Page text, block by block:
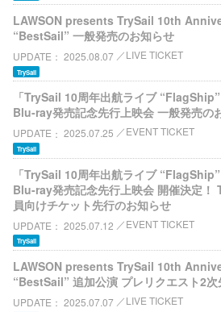
LAWSON presents TrySail 10th
“BestSail” 一般発売のお知らせ
UPDATE 2025.08.07 LIVE TICKET
TrySail
「TrySail 10周年出航ライブ
Blu-ray発売記念先行上映会 一般発売の
UPDATE 2025.07.25 EVENT TICKET
TrySail
「TrySail 10周年出航ライブ
Blu-ray発売記念先行上映会 開催決定
員向けチケット先行のお知らせ
UPDATE 2025.07.12 EVENT TICKET
TrySail
LAWSON presents TrySail 10th
“BestSail” 追加公演 プレリクエスト2
UPDATE 2025.07.07 LIVE TICKET